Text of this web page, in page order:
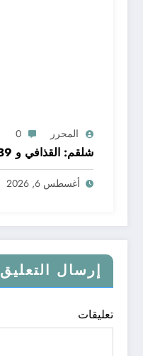
المحرر 0
شلقم: القذافي و 39 حواري
أغسطس 6, 2026
إرسال التعليق
تعليقات